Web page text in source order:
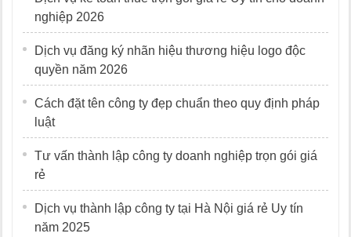
nghiệp 2026
Dịch vụ đăng ký nhãn hiệu thương hiệu logo độc
quyền năm 2026
Cách đặt tên công ty đẹp chuẩn theo quy định pháp
luật
Tư vấn thành lập công ty doanh nghiệp trọn gói giá
rẻ
Dịch vụ thành lập công ty tại Hà Nội giá rẻ Uy tín
năm 2025